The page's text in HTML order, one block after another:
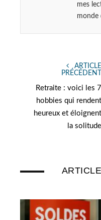
mes
monde
ARTICLE
PRÉCÉDENT
Retraite : voici les 7
hobbies qui rendent
heureux et éloignent
la solitude